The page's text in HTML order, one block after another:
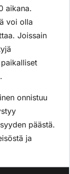
aikana.
voi olla
Joissain
onnistuu
päästä.
ja